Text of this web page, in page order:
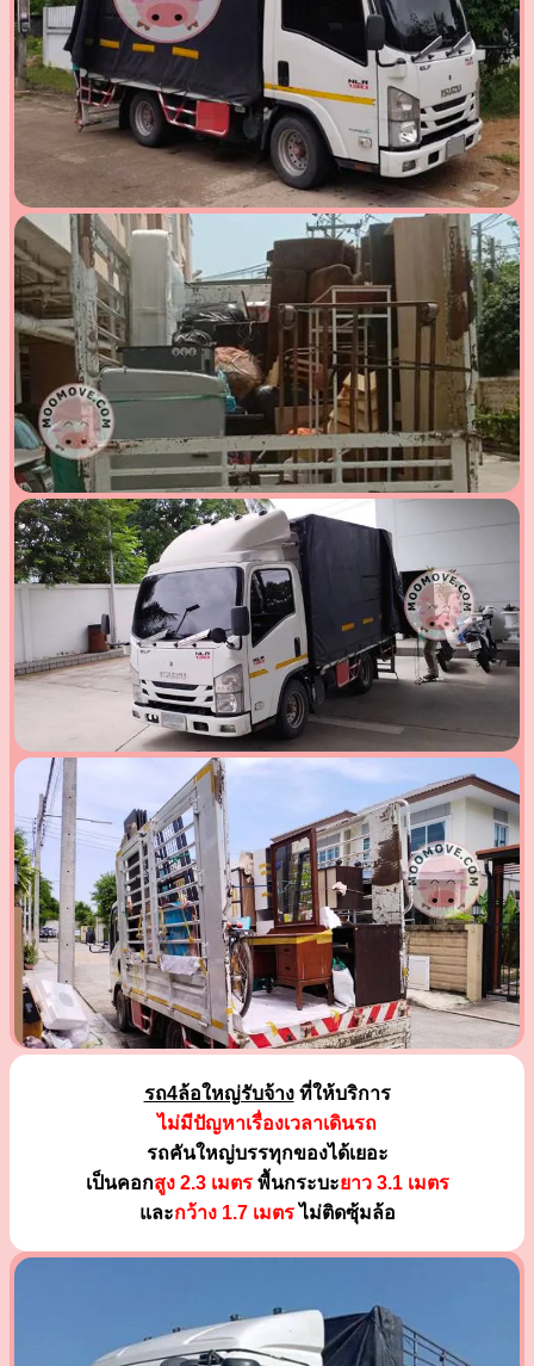
รถ4ล้อใหญ่รับจ้างที่ให้บริการ
ไม่มีปัญหาเรื่องเวลาเดินรถ
รถคันใหญ่บรรทุกของได้เยอะ
เป็นคอกสูง 2.3 เมตรพื้นกระบะยาว 3.1 เมตร
และกว้าง 1.7 เมตรไม่ติดซุ้มล้อ